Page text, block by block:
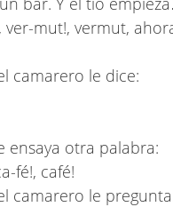
ver-mut!, vermut,
camarero le dice:
ensaya otra palabra:
fé!, café!
camarero le